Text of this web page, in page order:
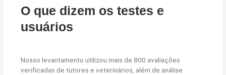
O que dizem os testes e
usuários
Nosso levantamento utilizou mais de 800 avaliações
verificadas de tutores e veterinários, além de análise